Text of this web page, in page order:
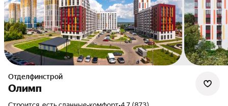
Отделфинстрой
Олимп